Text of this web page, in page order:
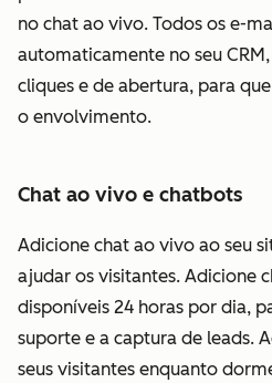
no chat ao vivo. Todos os e-
automaticamente no seu
cliques e de abertura, para
o envolvimento.
Chat ao vivo e chatbots
Adicione chat ao vivo ao seu
ajudar os visitantes. Adicione
disponíveis 24 horas por dia,
suporte e a captura de leads.
seus visitantes enquanto